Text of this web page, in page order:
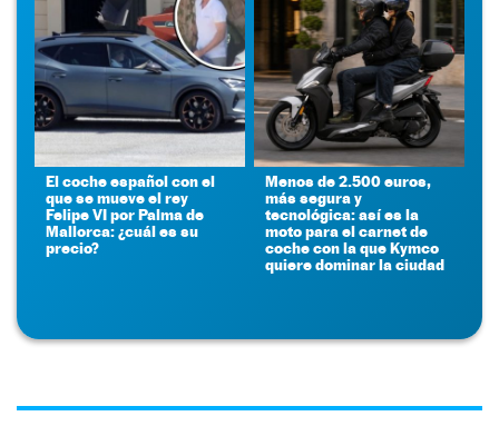
El coche español con el
que se mueve el rey
Felipe VI por Palma de
Mallorca: ¿cuál es su
precio?
Menos de 2.500 euros,
más segura y
tecnológica: así es la
moto para el carnet de
coche con la que Kymco
quiere dominar la ciudad